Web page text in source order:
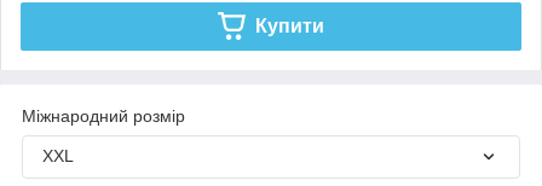
Купити
Міжнародний розмір
XXL